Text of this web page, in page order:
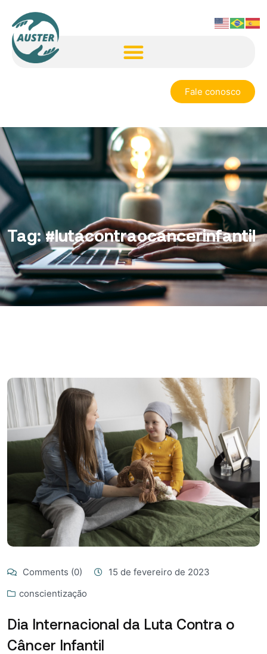
Fale conosco
Tag:#lutacontraocancerinfantil
Comments (0)
15 de fevereiro de 2023
conscientização
Dia Internacional da Luta Contra o
Câncer Infantil